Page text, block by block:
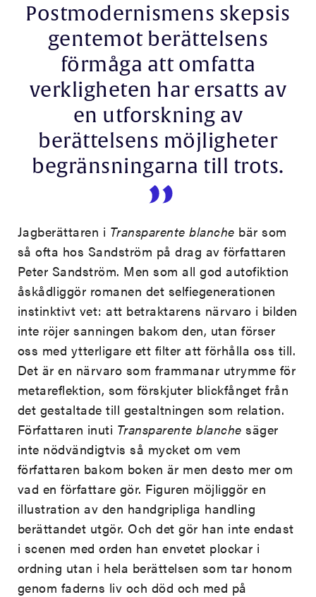
Postmodernismens skepsis
gentemot berättelsens
förmåga att omfatta
verkligheten har ersatts av
en utforskning av
berättelsens möjligheter
begränsningarna till trots.
Jagberättaren i Transparente blanche bär som
så ofta hos Sandström på drag av författaren
Peter Sandström. Men som all god autofiktion
åskådliggör romanen det selfiegenerationen
instinktivt vet: att betraktarens närvaro i bilden
inte röjer sanningen bakom den, utan förser
oss med ytterligare ett filter att förhålla oss till.
Det är en närvaro som frammanar utrymme för
metareflektion, som förskjuter blickfånget från
det gestaltade till gestaltningen som relation.
Författaren inuti Transparente blanche säger
inte nödvändigtvis så mycket om vem
författaren bakom boken är men desto mer om
vad en författare gör. Figuren möjliggör en
illustration av den handgripliga handling
berättandet utgör. Och det gör han inte endast
i scenen med orden han envetet plockar i
ordning utan i hela berättelsen som tar honom
genom faderns liv och död och med på